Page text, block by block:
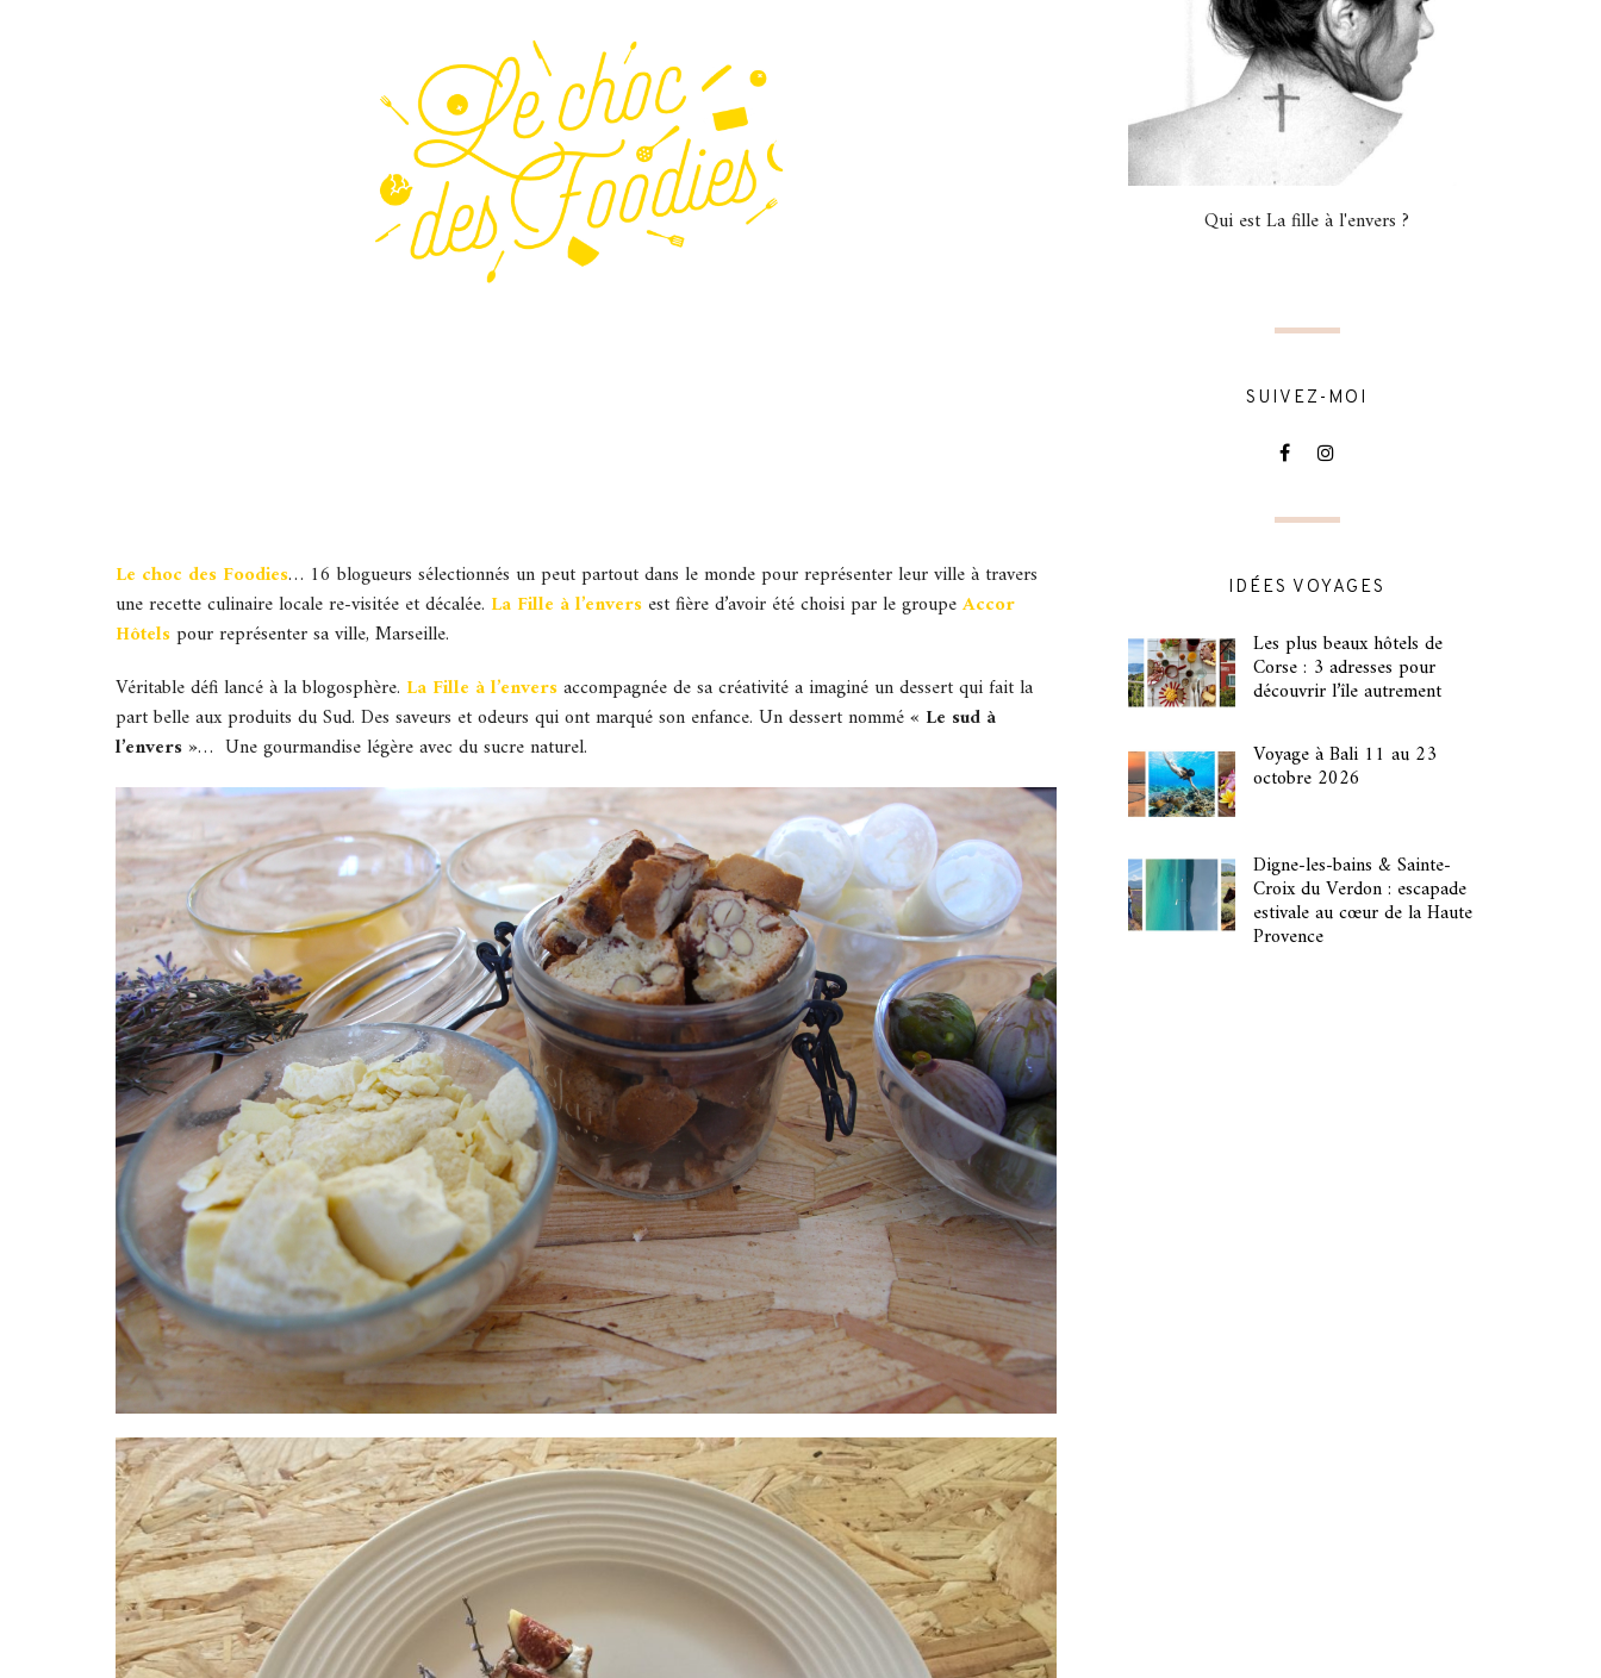
Le choc des Foodies… 16 blogueurs sélectionnés un peut partout dans le monde pour représenter leur ville à travers
une recette culinaire locale re-visitée et décalée. La Fille à l’envers est fière d’avoir été choisi par le groupeAccor
Hôtelspour représenter sa ville, Marseille.
Véritable défi lancé à la blogosphère. La Fille à l’enversaccompagnée de sa créativité a imaginé un dessert qui fait la
part belle aux produits du Sud. Des saveurs et odeurs qui ont marqué son enfance. Un dessert nommé« Le sud à
l’envers »… Une gourmandise légère avec du sucre naturel.
Qui est La fille à l'envers ?
SUIVEZ-MOI
IDÉES VOYAGES
Les plus beaux hôtels de
Corse : 3 adresses pour
découvrir l’île autrement
Voyage à Bali 11 au 23
octobre 2026
Digne-les-bains & Sainte-
Croix du Verdon : escapade
estivale au cœur de la Haute
Provence